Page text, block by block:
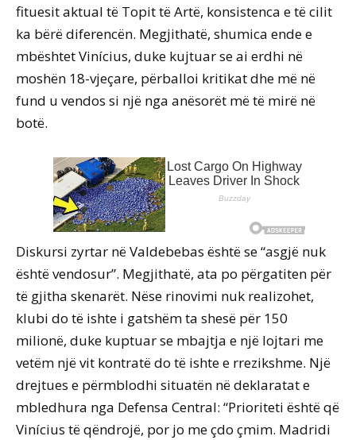
fituesit aktual të Topit të Artë, konsistenca e të cilit
ka bërë diferencën. Megjithatë, shumica ende e
mbështet Vinícius, duke kujtuar se ai erdhi në
moshën 18-vjeçare, përballoi kritikat dhe më në
fund u vendos si një nga anësorët më të mirë në
botë.
Diskursi zyrtar në Valdebebas është se “asgjë nuk
është vendosur”. Megjithatë, ata po përgatiten për
të gjitha skenarët. Nëse rinovimi nuk realizohet,
klubi do të ishte i gatshëm ta shesë për 150
milionë, duke kuptuar se mbajtja e një lojtari me
vetëm një vit kontratë do të ishte e rrezikshme. Një
drejtues e përmblodhi situatën në deklaratat e
mbledhura nga Defensa Central: “Prioriteti është që
Vinícius të qëndrojë, por jo me çdo çmim. Madridi